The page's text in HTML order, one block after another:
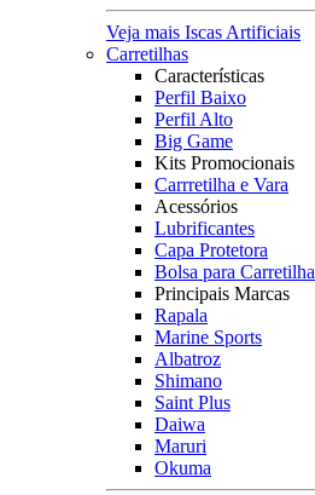
Veja mais Iscas Artificiais
Carretilhas
Características
Perfil Baixo
Perfil Alto
Big Game
Kits Promocionais
Carrretilha e Vara
Acessórios
Lubrificantes
Capa Protetora
Bolsa para Carretilha
Principais Marcas
Rapala
Marine Sports
Albatroz
Shimano
Saint Plus
Daiwa
Maruri
Okuma